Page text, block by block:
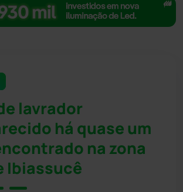
lavrador
há quase um
na zona
Ibiassucê